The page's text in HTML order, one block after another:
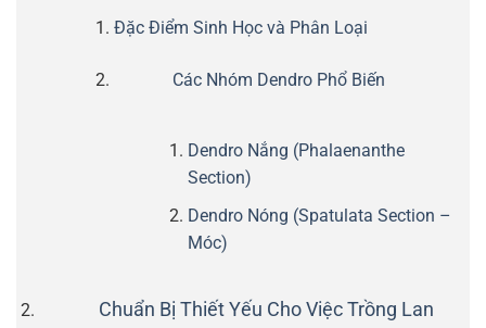
Đặc Điểm Sinh Học và Phân Loại
Các Nhóm Dendro Phổ Biến
Dendro Nắng (Phalaenanthe
Section)
Dendro Nóng (Spatulata Section –
Móc)
Chuẩn Bị Thiết Yếu Cho Việc Trồng Lan